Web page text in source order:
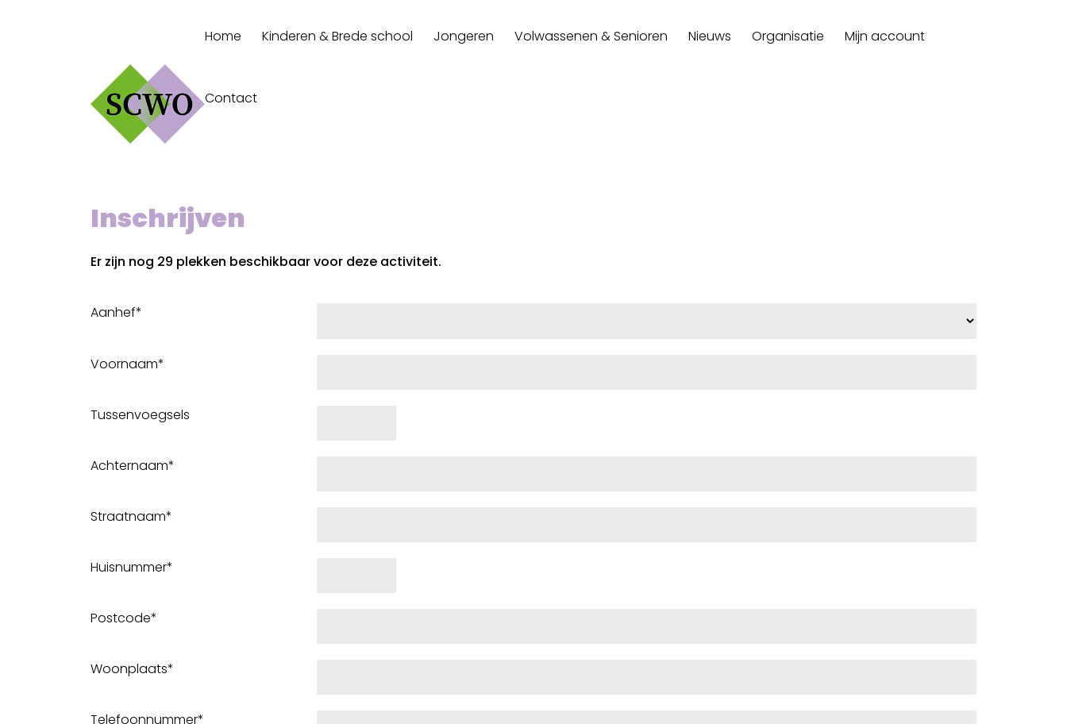
Home Kinderen & Brede school Jongeren Volwassenen & Senioren Nieuws Organisatie Mijn account
Contact
Inschrijven
Er zijn nog 29 plekken beschikbaar voor deze activiteit.
Aanhef*
Voornaam*
Tussenvoegsels
Achternaam*
Straatnaam*
Huisnummer*
Postcode*
Woonplaats*
Telefoonnummer*